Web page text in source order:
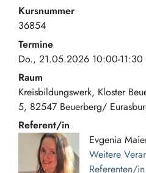
Kursnummer
36854
Termine
Do., 21.05.2026 10:00-11:30
Raum
Kreisbildungswerk, Kloster
5 82547 Beuerberg/
Referent/in
Evgenia
Weitere
Referenten/in